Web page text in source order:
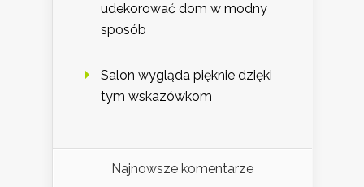
udekorować dom w modny
sposób
Salon wygląda pięknie dzięki
tym wskazówkom
Najnowsze komentarze